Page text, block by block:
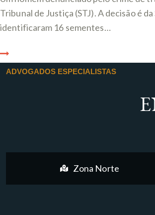
Tribunal de Justiça (STJ). A decisão é
identificaram 16 sementes…
ADVOGADOS ESPECIALISTAS
Zona Norte